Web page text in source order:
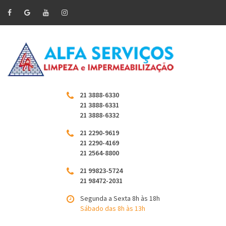
21 3888-6330
21 3888-6331
21 3888-6332
21 2290-9619
21 2290-4169
21 2564-8800
21 99823-5724
21 98472-2031
Segunda a Sexta 8h às 18h
Sábado das 8h às 13h